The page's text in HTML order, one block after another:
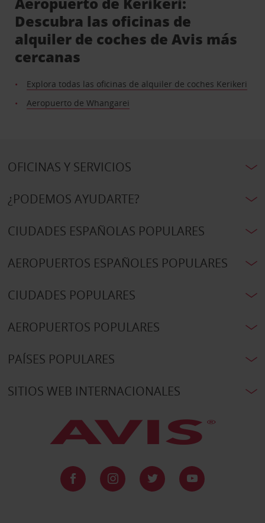
Descubra las oficinas de
alquiler de coches de Avis más
cercanas
Explora todas las oficinas de alquiler de coches Kerikeri
Aeropuerto de Whangarei
OFICINAS Y SERVICIOS
¿PODEMOS AYUDARTE?
CIUDADES ESPAÑOLAS POPULARES
AEROPUERTOS ESPAÑOLES POPULARES
CIUDADES POPULARES
AEROPUERTOS POPULARES
PAÍSES POPULARES
SITIOS WEB INTERNACIONALES